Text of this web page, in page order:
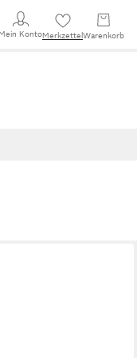
Mein KontoMerkzettel Warenkorb